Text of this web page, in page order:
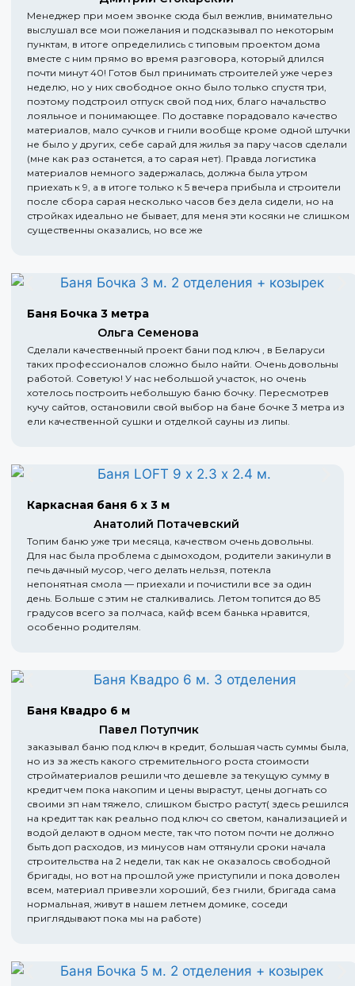
Менеджер при моем звонке сюда был вежлив, внимательно
выслушал все мои пожелания и подсказывал по некоторым
пунктам, в итоге определились с типовым проектом дома
вместе с ним прямо во время разговора, который длился
почти минут 40! Готов был принимать строителей уже через
неделю, но у них свободное окно было только спустя три,
поэтому подстроил отпуск свой под них, благо начальство
лояльное и понимающее. По доставке порадовало качество
материалов, мало сучков и гнили вообще кроме одной штучки
не было у других, себе сарай для жилья за пару часов сделали
(мне как раз останется, а то сарая нет). Правда логистика
материалов немного задержалась, должна была утром
приехать к 9, а в итоге только к 5 вечера прибыла и строители
после сбора сарая несколько часов без дела сидели, но на
стройках идеально не бывает, для меня эти косяки не слишком
существенны оказались, но все же
Баня Бочка 3 метра
Ольга Семенова
Сделали качественный проект бани под ключ , в Беларуси
таких профессионалов сложно было найти. Очень довольны
работой. Советую! У нас небольшой участок, но очень
хотелось построить небольшую баню бочку. Пересмотрев
кучу сайтов, остановили свой выбор на бане бочке 3 метра из
ели качественной сушки и отделкой сауны из липы.
Каркасная баня 6 х 3 м
Анатолий Потачевский
Топим баню уже три месяца, качеством очень довольны.
Для нас была проблема с дымоходом, родители закинули в
печь дачный мусор, чего делать нельзя, потекла
непонятная смола — приехали и почистили все за один
день. Больше с этим не сталкивались. Летом топится до 85
градусов всего за полчаса, кайф всем банька нравится,
особенно родителям.
Баня Квадро 6 м
Павел Потупчик
заказывал баню под ключ в кредит, большая часть суммы была,
но из за жесть какого стремительного роста стоимости
стройматериалов решили что дешевле за текущую сумму в
кредит чем пока накопим и цены вырастут, цены догнать со
своими зп нам тяжело, слишком быстро растут( здесь решился
на кредит так как реально под ключ со светом, канализацией и
водой делают в одном месте, так что потом почти не должно
быть доп расходов, из минусов нам оттянули сроки начала
строительства на 2 недели, так как не оказалось свободной
бригады, но вот на прошлой уже приступили и пока доволен
всем, материал привезли хороший, без гнили, бригада сама
нормальная, живут в нашем летнем домике, соседи
приглядывают пока мы на работе)